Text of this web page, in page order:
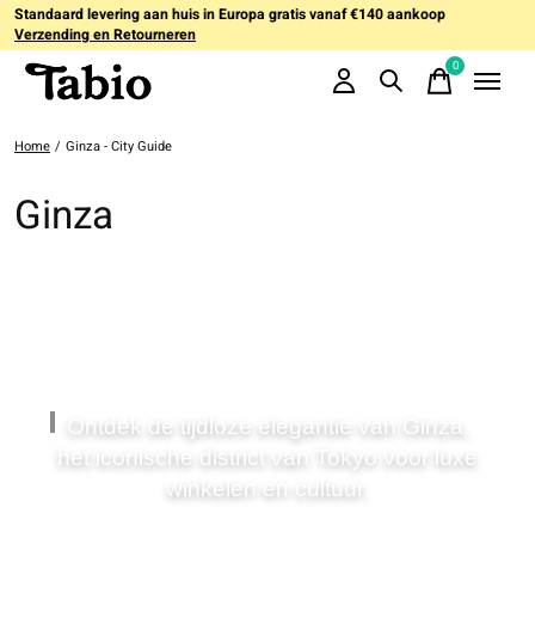
Standaard levering aan huis in Europa gratis vanaf €140 aankoop
Verzending en Retourneren
0items
Home / Ginza - City Guide
Ginza
Ontdek de tijdloze elegantie van Ginza,
het iconische district van Tokyo voor luxe
winkelen en cultuur.